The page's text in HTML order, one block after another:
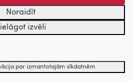
Noraidīt
izvēli
par izmantotajām sīkdatnēm